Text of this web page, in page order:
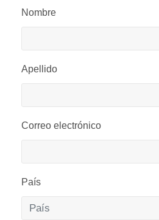
Nombre
Apellido
Correo electrónico
País